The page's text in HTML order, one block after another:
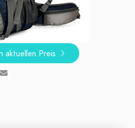
aktuellen Preis